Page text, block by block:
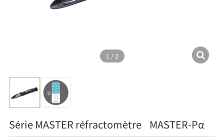
1 / 2
Série MASTER réfractomètre MASTER-Pα